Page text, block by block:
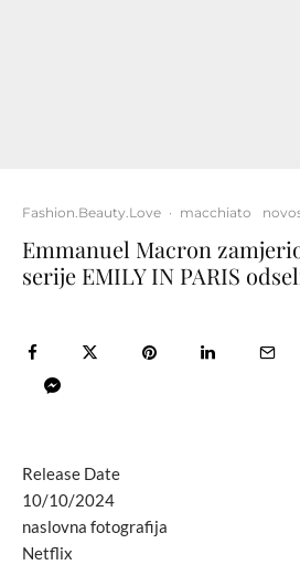
Fashion.Beauty.Love · macchiato
Emmanuel Macron
serije EMILY IN PARIS
Release Date
10/10/2024
naslovna fotografija
Netflix